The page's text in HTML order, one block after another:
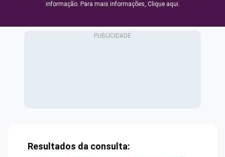
informação. Para mais informações, Clique aqui.
Resultados da consulta: